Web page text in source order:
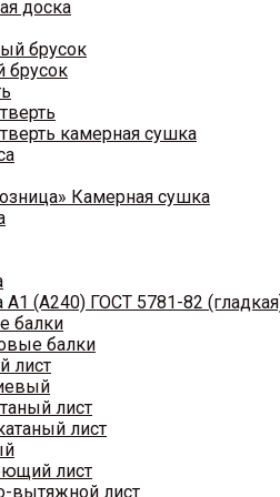
доска
брусок
брусок
камерная сушка
Камерная сушка
A1 (A240) ГОСТ 5781-82
балки
балки
лист
лист
лист
лист
вытяжной лист